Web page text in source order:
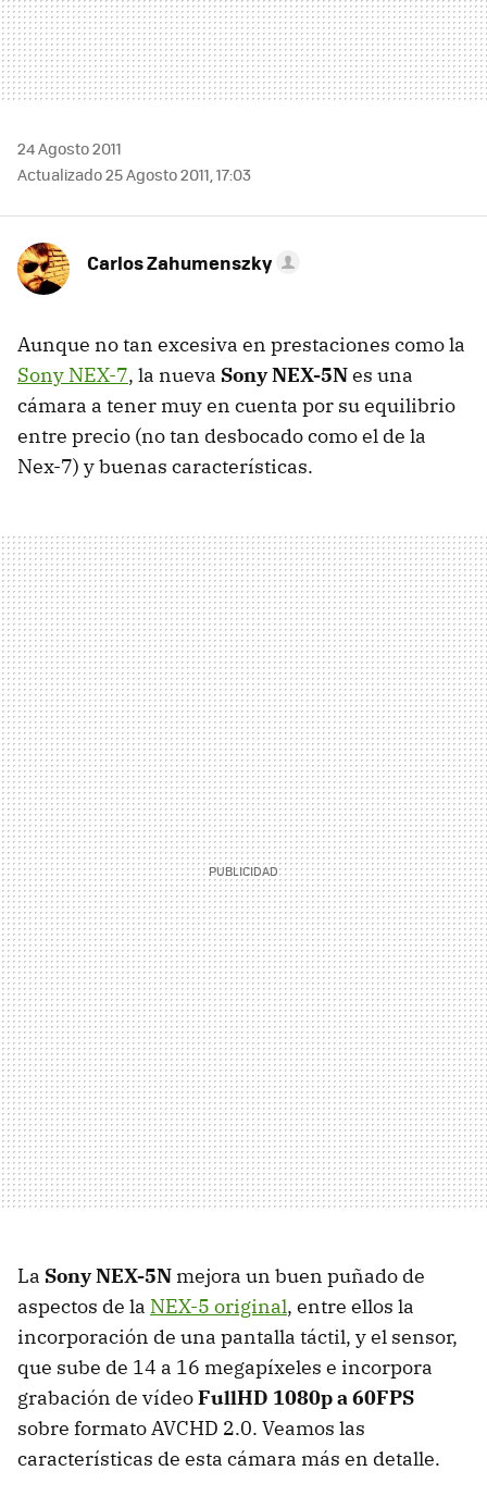
24 Agosto 2011
Actualizado 25 Agosto 2011, 17:03
Carlos Zahumenszky
Aunque no tan excesiva en prestaciones como la
Sony NEX-7, la nueva Sony NEX-5Nes una
cámara a tener muy en cuenta por su equilibrio
entre precio (no tan desbocado como el de la
Nex-7) y buenas características.
La Sony NEX-5N mejora un buen puñado de
aspectos de la NEX-5 original, entre ellos la
incorporación de una pantalla táctil, y el sensor,
que sube de 14 a 16 megapíxeles e incorpora
grabación de vídeoFullHD 1080p a 60FPS
sobre formatoAVCHD 2.0. Veamos las
características de esta cámara más en detalle.